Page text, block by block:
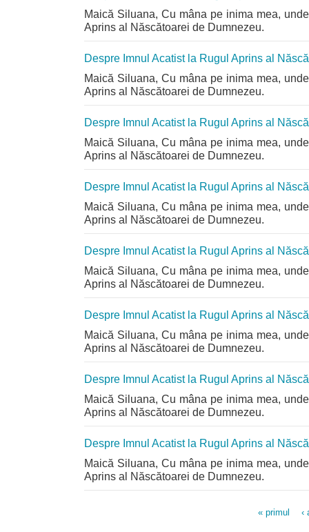
Maică Siluana, Cu mâna pe inima mea,
Aprins al Născătoarei de Dumnezeu.
Despre Imnul Acatist la Rugul Aprins al
Maică Siluana, Cu mâna pe inima mea,
Aprins al Născătoarei de Dumnezeu.
Despre Imnul Acatist la Rugul Aprins al
Maică Siluana, Cu mâna pe inima mea,
Aprins al Născătoarei de Dumnezeu.
Despre Imnul Acatist la Rugul Aprins al
Maică Siluana, Cu mâna pe inima mea,
Aprins al Născătoarei de Dumnezeu.
Despre Imnul Acatist la Rugul Aprins al
Maică Siluana, Cu mâna pe inima mea,
Aprins al Născătoarei de Dumnezeu.
Despre Imnul Acatist la Rugul Aprins al
Maică Siluana, Cu mâna pe inima mea,
Aprins al Născătoarei de Dumnezeu.
Despre Imnul Acatist la Rugul Aprins al
Maică Siluana, Cu mâna pe inima mea,
Aprins al Născătoarei de Dumnezeu.
Despre Imnul Acatist la Rugul Aprins al
Maică Siluana, Cu mâna pe inima mea,
Aprins al Născătoarei de Dumnezeu.
« primul ‹